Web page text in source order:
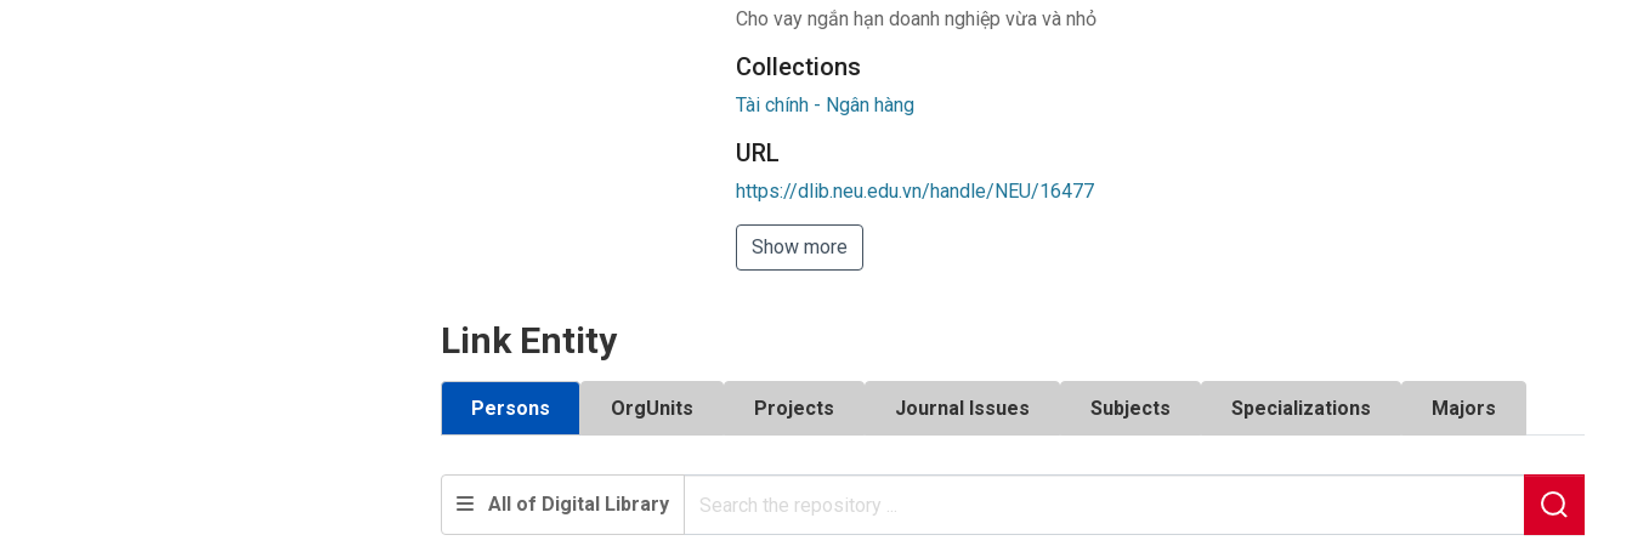
Cho vay ngắn hạn doanh nghiệp vừa và nhỏ
Collections
Tài chính - Ngân hàng
URL
https://dlib.neu.edu.vn/handle/NEU/16477
Show more
Link Entity
Persons OrgUnits Projects Journal Issues Subjects Specializations Majors
All of Digital Library